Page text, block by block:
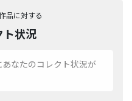
品に対する
ト状況
なたのコレクト状況が